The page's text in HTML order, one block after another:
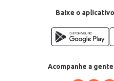
Baixe o
Acompanhe a